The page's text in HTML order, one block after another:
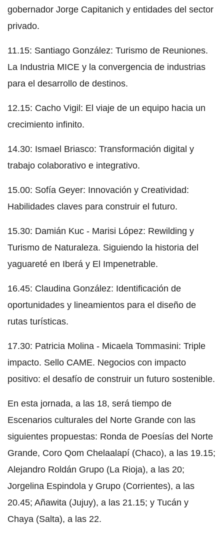
gobernador Jorge Capitanich y entidades del sector
privado.
11.15: Santiago González: Turismo de Reuniones.
La Industria MICE y la convergencia de industrias
para el desarrollo de destinos.
12.15: Cacho Vigil: El viaje de un equipo hacia un
crecimiento infinito.
14.30: Ismael Briasco: Transformación digital y
trabajo colaborativo e integrativo.
15.00: Sofía Geyer: Innovación y Creatividad:
Habilidades claves para construir el futuro.
15.30: Damián Kuc - Marisi López: Rewilding y
Turismo de Naturaleza. Siguiendo la historia del
yaguareté en Iberá y El Impenetrable.
16.45: Claudina González: Identificación de
oportunidades y lineamientos para el diseño de
rutas turísticas.
17.30: Patricia Molina - Micaela Tommasini: Triple
impacto. Sello CAME. Negocios con impacto
positivo: el desafío de construir un futuro sostenible.
En esta jornada, a las 18, será tiempo de
Escenarios culturales del Norte Grande con las
siguientes propuestas: Ronda de Poesías del Norte
Grande, Coro Qom Chelaalapí (Chaco), a las 19.15;
Alejandro Roldán Grupo (La Rioja), a las 20;
Jorgelina Espindola y Grupo (Corrientes), a las
20.45; Añawita (Jujuy), a las 21.15; y Tucán y
Chaya (Salta), a las 22.